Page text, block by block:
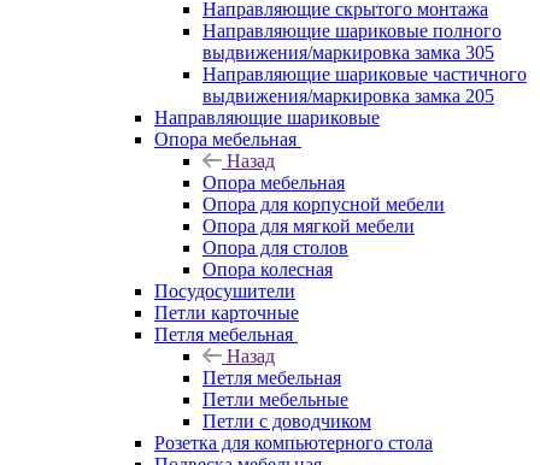
Направляющие скрытого монтажа
Направляющие шариковые полного
выдвижения/маркировка замка 305
Направляющие шариковые частичного
выдвижения/маркировка замка 205
Направляющие шариковые
Опора мебельная
Назад
Опора мебельная
Опора для корпусной мебели
Опора для мягкой мебели
Опора для столов
Опора колесная
Посудосушители
Петли карточные
Петля мебельная
Назад
Петля мебельная
Петли мебельные
Петли с доводчиком
Розетка для компьютерного стола